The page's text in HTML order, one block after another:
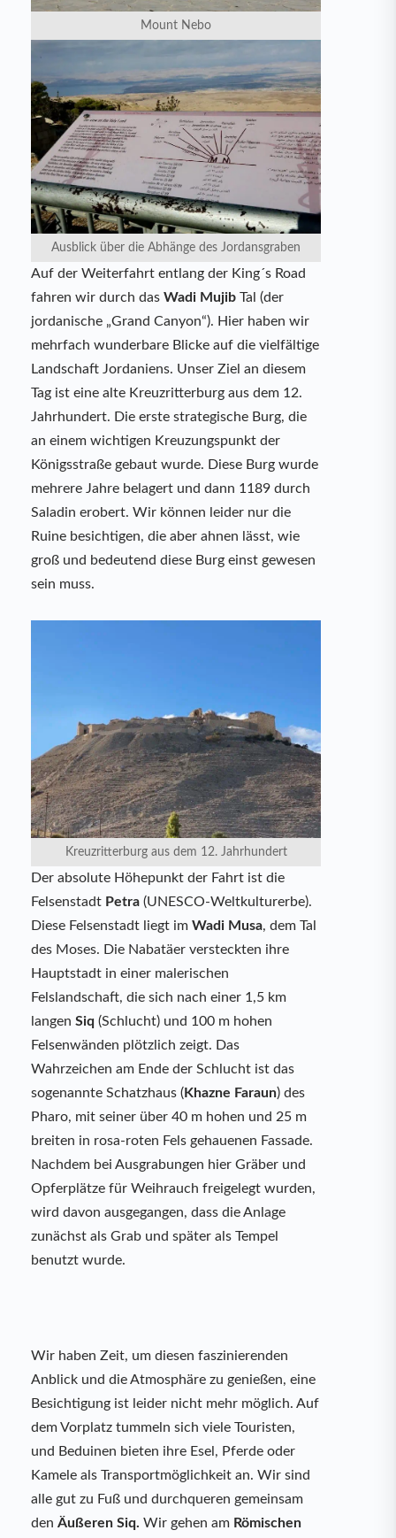
Mount Nebo
Ausblick über die Abhänge des Jordansgraben
Auf der Weiterfahrt entlang der King´s Road
fahren wir durch das Wadi Mujib Tal (der
jordanische „Grand Canyon“). Hier haben wir
mehrfach wunderbare Blicke auf die vielfältige
Landschaft Jordaniens. Unser Ziel an diesem
Tag ist eine alte Kreuzritterburg aus dem 12.
Jahrhundert. Die erste strategische Burg, die
an einem wichtigen Kreuzungspunkt der
Königsstraße gebaut wurde. Diese Burg wurde
mehrere Jahre belagert und dann 1189 durch
Saladin erobert. Wir können leider nur die
Ruine besichtigen, die aber ahnen lässt, wie
groß und bedeutend diese Burg einst gewesen
sein muss.
Kreuzritterburg aus dem 12. Jahrhundert
Der absolute Höhepunkt der Fahrt ist die
Felsenstadt Petra (UNESCO-Weltkulturerbe).
Diese Felsenstadt liegt im Wadi Musa, dem Tal
des Moses. Die Nabatäer versteckten ihre
Hauptstadt in einer malerischen
Felslandschaft, die sich nach einer 1,5 km
langen Siq (Schlucht) und 100 m hohen
Felsenwänden plötzlich zeigt. Das
Wahrzeichen am Ende der Schlucht ist das
sogenannte Schatzhaus (Khazne Faraun) des
Pharo, mit seiner über 40 m hohen und 25 m
breiten in rosa-roten Fels gehauenen Fassade.
Nachdem bei Ausgrabungen hier Gräber und
Opferplätze für Weihrauch freigelegt wurden,
wird davon ausgegangen, dass die Anlage
zunächst als Grab und später als Tempel
benutzt wurde.
Wir haben Zeit, um diesen faszinierenden
Anblick und die Atmosphäre zu genießen, eine
Besichtigung ist leider nicht mehr möglich. Auf
dem Vorplatz tummeln sich viele Touristen,
und Beduinen bieten ihre Esel, Pferde oder
Kamele als Transportmöglichkeit an. Wir sind
alle gut zu Fuß und durchqueren gemeinsam
den Äußeren Siq. Wir gehen am Römischen